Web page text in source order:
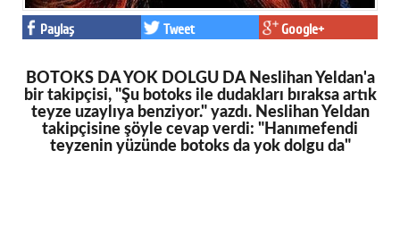
Paylaş Tweet Google+
BOTOKS DA YOK DOLGU DA Neslihan Yeldan'a
bir takipçisi, "Şu botoks ile dudakları bıraksa artık
teyze uzaylıya benziyor." yazdı. Neslihan Yeldan
takipçisine şöyle cevap verdi: "Hanımefendi
teyzenin yüzünde botoks da yok dolgu da"